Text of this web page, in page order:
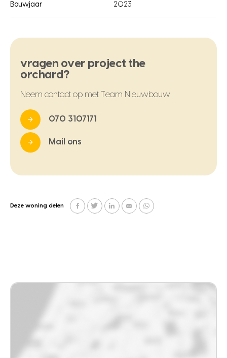
Bouwjaar 2023
vragen over project the
orchard?
Neem contact op met Team Nieuwbouw
070 3107171
Mail ons
Deze woning delen